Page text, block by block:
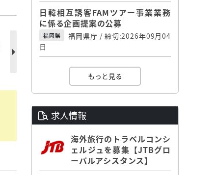
日韓相互誘客FAMツアー事業業務
に係る企画提案の公募
福岡県
福岡県庁 / 締切:2026年09月04
日
もっと見る
求人情報
海外旅行のトラベルコンシ
ェルジュを募集【JTBグロ
ーバルアシスタンス】